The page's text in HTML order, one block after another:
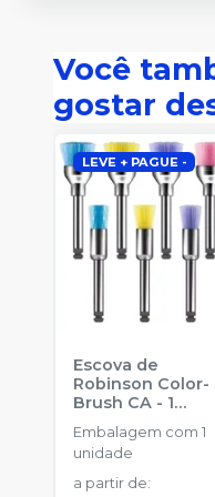
Você
gostar
LEVE + PAGUE -
Escova de
Robinson Color-
Brush CA - 1
unidade
AMERICAN BURRS
Embalagem com 1
unidade
a partir de: